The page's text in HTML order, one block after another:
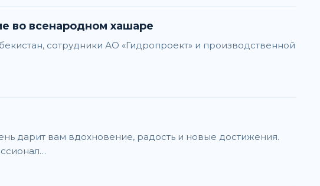
во всенародном хашаре
сотрудники АО «Гидропроект» и производственной
дарит вам вдохновение, радость и новые достижения.